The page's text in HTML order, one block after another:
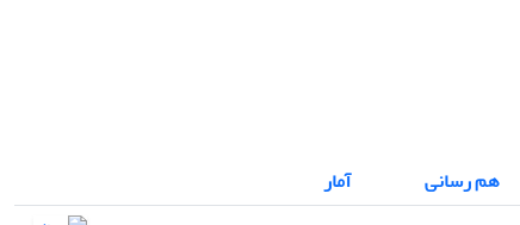
هم رسانی
آمار